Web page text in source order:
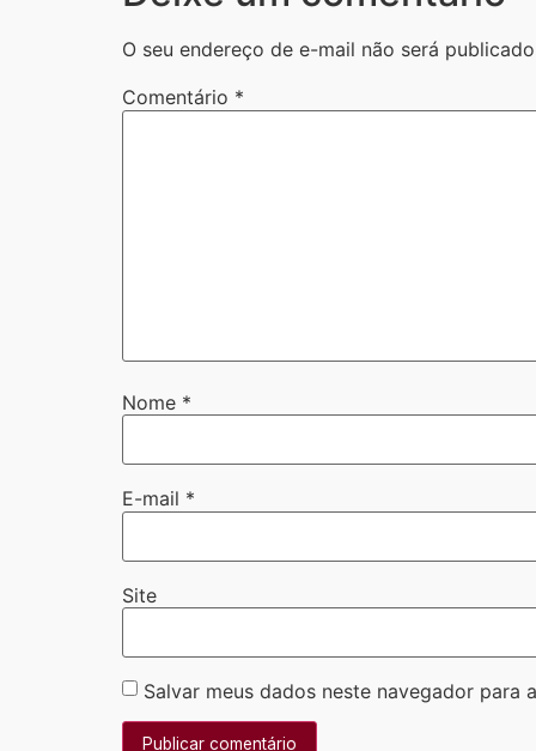
O seu endereço de e-mail não será
Comentário *
Nome *
E-mail *
Site
Salvar meus dados neste navegador para